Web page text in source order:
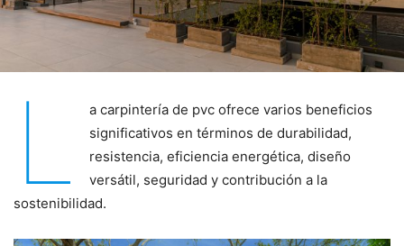
L
a carpintería de pvc ofrece varios beneficios
significativos en términos de durabilidad,
resistencia, eficiencia energética, diseño
versátil, seguridad y contribución a la
sostenibilidad.